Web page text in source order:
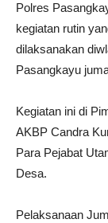
Polres
kegiatan rutin
dilaksanakan
Pasangkayu
Kegiatan ini di
AKBP Candra
Para Pejabat
Desa.
Pelaksanaan